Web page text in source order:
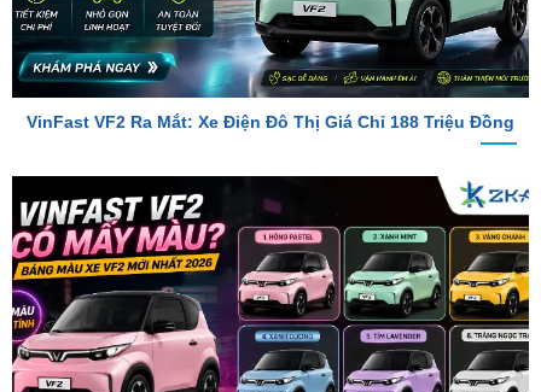
VinFast VF2 Ra Mắt: Xe Điện Đô Thị Giá Chỉ 188 Triệu Đồng